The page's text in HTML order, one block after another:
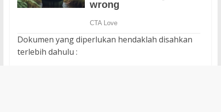
Dokumen yang diperlukan hendaklah disahkan
terlebih dahulu :